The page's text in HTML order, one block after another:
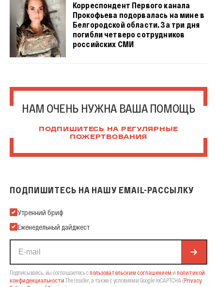
Корреспондент Первого канала
Прокофьева подорвалась на мине в
Белгородской области. За три дня
погибли четверо сотрудников
российских СМИ
НАМ ОЧЕНЬ НУЖНА ВАША ПОМОЩЬ
ПОДПИШИТЕСЬ НА РЕГУЛЯРНЫЕ
ПОЖЕРТВОВАНИЯ
ПОДПИШИТЕСЬ НА НАШУ EMAIL-РАССЫЛКУ
Подпишитесь на нашу Email-рассылку
Утренний бриф
Еженедельный дайджест
Подписываясь, вы соглашаетесь спользовательским соглашением и политикой
конфиденциальности The Insider, а также с условиями Google reCAPTCHA (Privacy